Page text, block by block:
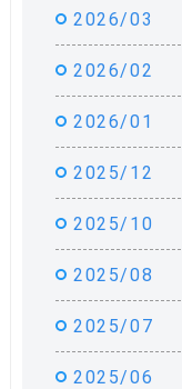
2026/03
2026/02
2026/01
2025/12
2025/10
2025/08
2025/07
2025/06